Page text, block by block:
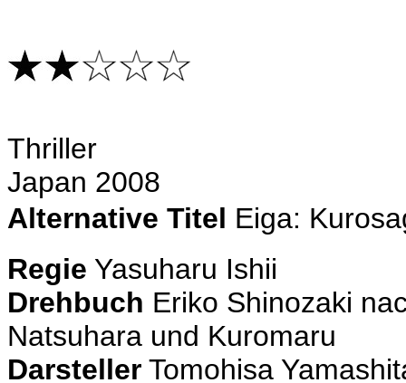
Thriller
Japan 2008
Alternative Titel Eiga:
Regie Yasuharu Ishii
Drehbuch Eriko Shinozaki
Natsuhara und Kuromaru
Darsteller Tomohisa